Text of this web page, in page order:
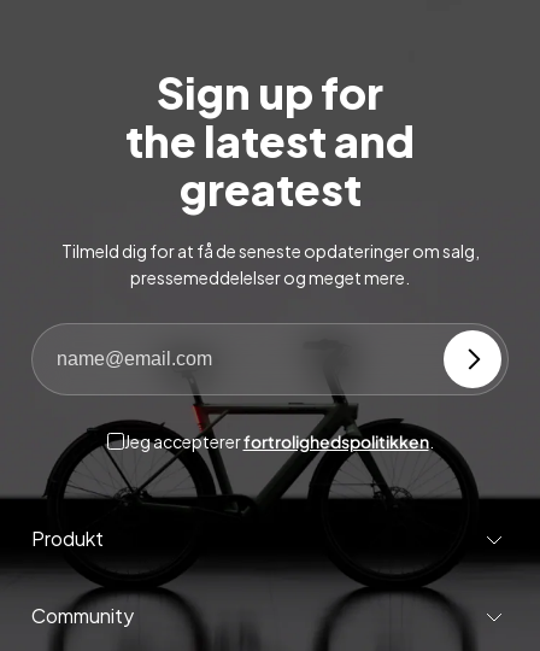
Sign up for
the latest and
greatest
Tilmeld dig for at få de seneste opdateringer om salg,
pressemeddelelser og meget mere.
Jeg acceptererfortrolighedspolitikken.
Produkt
Community